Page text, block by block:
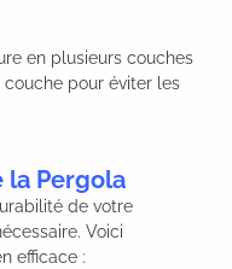
en plusieurs couches
couche pour éviter les
la Pergola
de votre
Voici
efficace :